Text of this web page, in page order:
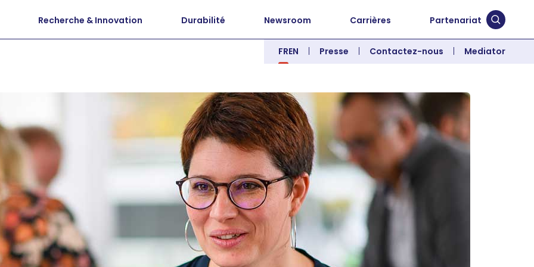
Recherche & Innovation Durabilité Newsroom Carrières Partenariat
FREN Presse Contactez-nous Mediator